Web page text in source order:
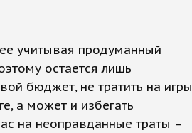
учитывая продуманный
остается лишь
бюджет, не тратить на игры
а может и избегать
на неоправданные траты –